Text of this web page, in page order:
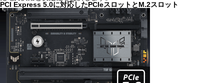
PCI Express 5.0に対応したPCIeスロットとM.2スロット